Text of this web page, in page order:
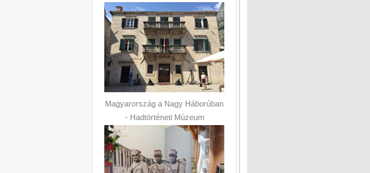
Magyarország a Nagy Háborúban
- Hadtörténeti Múzeum